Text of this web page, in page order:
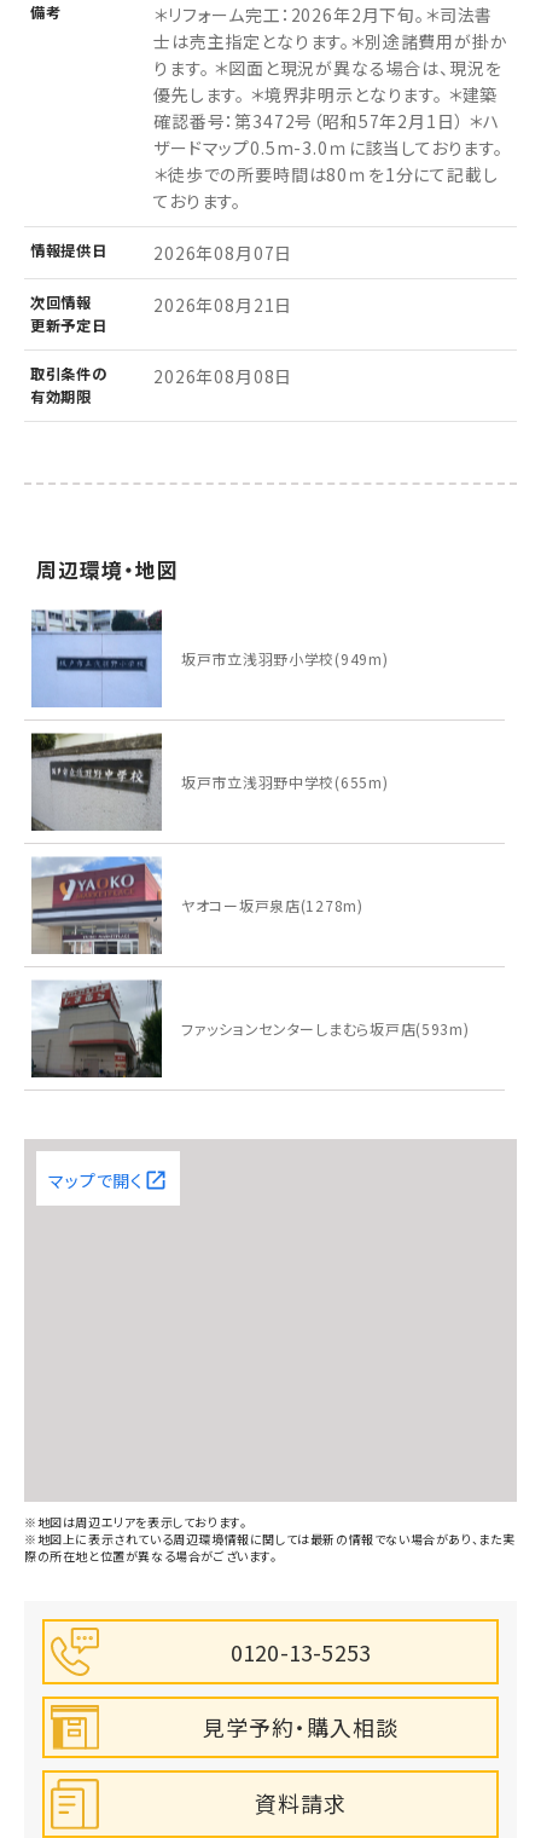
備考
＊リフォーム完工：2026年2月下旬。＊司法書
士は売主指定となります。＊別途諸費用が掛か
ります。 ＊図面と現況が異なる場合は、現況を
優先します。 ＊境界非明示となります。 ＊建築
確認番号：第3472号（昭和57年2月1日） ＊ハ
ザードマップ0.5m-3.0ｍに該当しております。
＊徒歩での所要時間は80ｍを1分にて記載し
ております。
情報提供日 2026年08月07日
次回情報
更新予定日
2026年08月21日
取引条件の
有効期限
2026年08月08日
周辺環境・地図
坂戸市立浅羽野小学校(949m)
坂戸市立浅羽野中学校(655m)
ヤオコー坂戸泉店(1278m)
ファッションセンターしまむら坂戸店(593m)
坂戸郵便局(2417m)
埼玉縣信用金庫坂戸支店(1072m)
マップで開く
※地図は周辺エリアを表示しております。
※地図上に表示されている周辺環境情報に関しては最新の情報でない場合があり、また実
際の所在地と位置が異なる場合がございます。
0120-13-5253
見学予約・購入相談
資料請求